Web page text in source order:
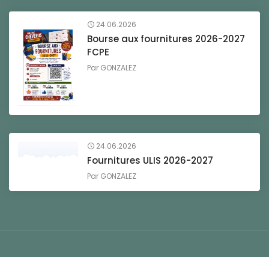
24.06.2026
Bourse aux fournitures 2026-2027
FCPE
Par GONZALEZ
24.06.2026
Fournitures ULIS 2026-2027
Par GONZALEZ